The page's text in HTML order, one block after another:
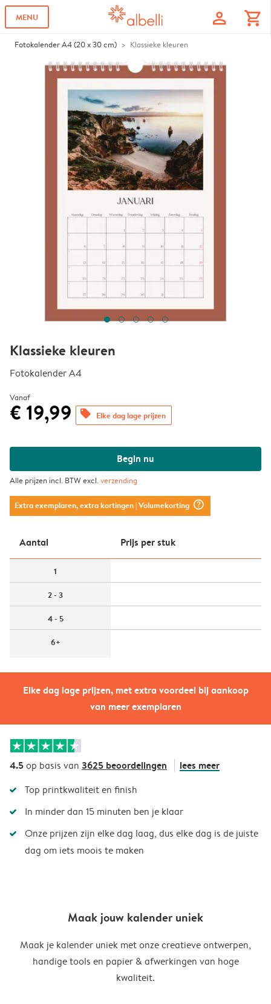
MENU profile shopping_cart
Fotokalender A4 (20 x 30 cm) Klassieke kleuren
Elke dag lage prijzen, met extra voordeel bij aankoop
van meer exemplaren
Klassieke kleuren
Fotokalender A4
Vanaf
€ 19,99 offers Elke dag lage prijzen
Begin nu
Alle prijzen incl. BTW excl.verzending
Extra exemplaren, extra kortingen| Volumekorting question_mark_circle
Aantal Prijs per stuk
1
2 - 3
4 - 5
6+
4.5op basis van 3625 beoordelingen lees meer
Top printkwaliteit en finish
In minder dan 15 minuten ben je klaar
Onze prijzen zijn elke dag laag, dus elke dag is de juiste
dag om iets moois te maken
Maak jouw kalender uniek
Maak je kalender uniek met onze creatieve ontwerpen,
handige tools en papier & afwerkingen van hoge
kwaliteit.